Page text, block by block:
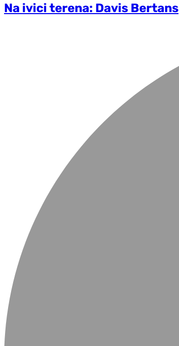
Na ivici terena: Davis Bertans